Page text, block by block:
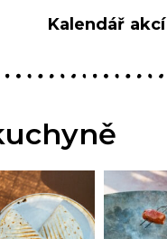
Kalendář akcí